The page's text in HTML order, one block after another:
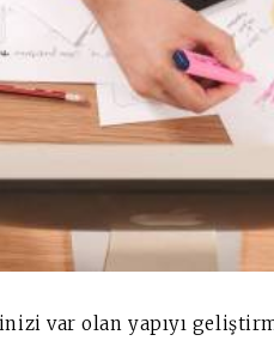
var olan yapıyı